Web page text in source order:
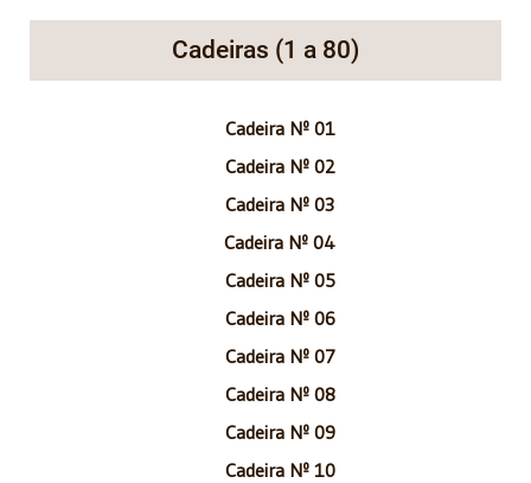
Cadeiras (1 a 80)
Cadeira Nº 01
Cadeira Nº 02
Cadeira Nº 03
Cadeira Nº 04
Cadeira Nº 05
Cadeira Nº 06
Cadeira Nº 07
Cadeira Nº 08
Cadeira Nº 09
Cadeira Nº 10